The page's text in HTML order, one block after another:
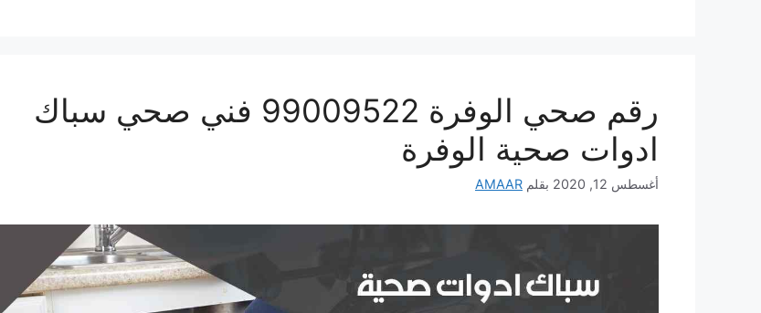
رقم صحي الوفرة 99009522 فني صحي سباك
ادوات صحية الوفرة
أغسطس 12, 2020 بقلم AMAAR